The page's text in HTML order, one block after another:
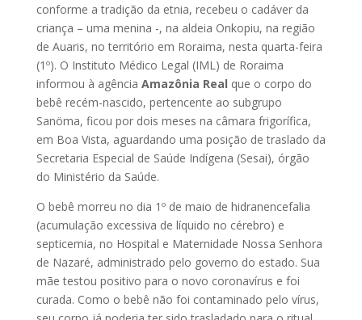
conforme a tradição da etnia, recebeu o cadáver da
criança – uma menina -, na aldeia Onkopiu, na região
de Auaris, no território em Roraima, nesta quarta-feira
(1º). O Instituto Médico Legal (IML) de Roraima
informou à agência Amazônia Real que o corpo do
bebê recém-nascido, pertencente ao subgrupo
Sanöma, ficou por dois meses na câmara frigorífica,
em Boa Vista, aguardando uma posição de traslado da
Secretaria Especial de Saúde Indígena (Sesai), órgão
do Ministério da Saúde.
O bebê morreu no dia 1º de maio de hidranencefalia
(acumulação excessiva de líquido no cérebro) e
septicemia, no Hospital e Maternidade Nossa Senhora
de Nazaré, administrado pelo governo do estado. Sua
mãe testou positivo para o novo coronavírus e foi
curada. Como o bebê não foi contaminado pelo vírus,